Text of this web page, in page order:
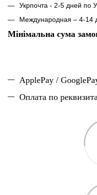
Укрпочта - 2-5 дней по
Международная – 4-14
Мінімальна сума
ApplePay /
Оплата по